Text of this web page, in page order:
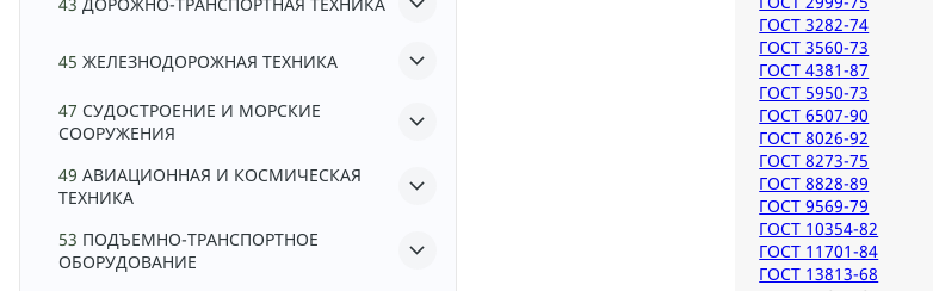
45 ЖЕЛЕЗНОДОРОЖНАЯ ТЕХНИКА
47 СУДОСТРОЕНИЕ И МОРСКИЕ
СООРУЖЕНИЯ
49 АВИАЦИОННАЯ И КОСМИЧЕСКАЯ
ТЕХНИКА
53 ПОДЪЕМНО-ТРАНСПОРТНОЕ
ОБОРУДОВАНИЕ
ГОСТ 3282-74
ГОСТ 3560-73
ГОСТ 4381-87
ГОСТ 5950-73
ГОСТ 6507-90
ГОСТ 8026-92
ГОСТ 8273-75
ГОСТ 8828-89
ГОСТ 9569-79
ГОСТ 10354-82
ГОСТ 11701-84
ГОСТ 13813-68